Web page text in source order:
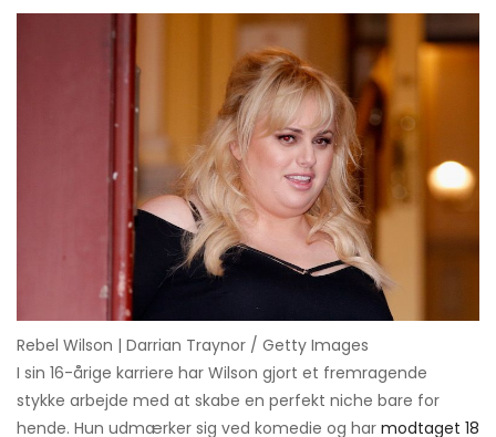
Rebel Wilson | Darrian Traynor / Getty Images
I sin 16-årige karriere har Wilson gjort et fremragende
stykke arbejde med at skabe en perfekt niche bare for
hende. Hun udmærker sig ved komedie og har modtaget 18